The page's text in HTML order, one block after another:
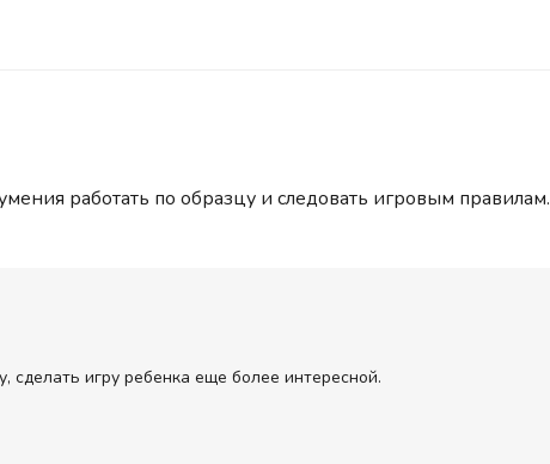
работать по образцу и следовать игровым правилам.
игру ребенка еще более интересной.